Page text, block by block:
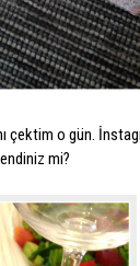
çektim o gün.
mi?